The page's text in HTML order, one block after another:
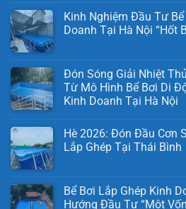
Kinh Nghiệm Đầu Tư
Doanh Tại Hà Nội “Hốt
Đón Sóng Giải Nhiệt
Từ Mô Hình Bể Bơi Di
Kinh Doanh Tại Hà Nội
Hè 2026: Đón Đầu Cơn
Lắp Ghép Tại Thái Bình
Bể Bơi Lắp Ghép Kinh
Hướng Đầu Tư “Một